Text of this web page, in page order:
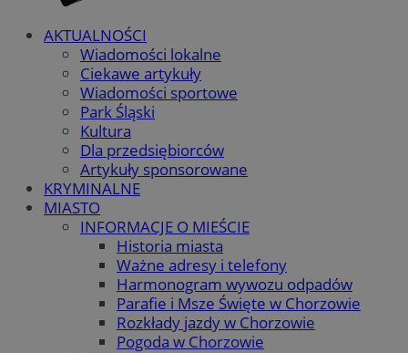
AKTUALNOŚCI
Wiadomości lokalne
Ciekawe artykuły
Wiadomości sportowe
Park Śląski
Kultura
Dla przedsiębiorców
Artykuły sponsorowane
KRYMINALNE
MIASTO
INFORMACJE O MIEŚCIE
Historia miasta
Ważne adresy i telefony
Harmonogram wywozu odpadów
Parafie i Msze Święte w Chorzowie
Rozkłady jazdy w Chorzowie
Pogoda w Chorzowie